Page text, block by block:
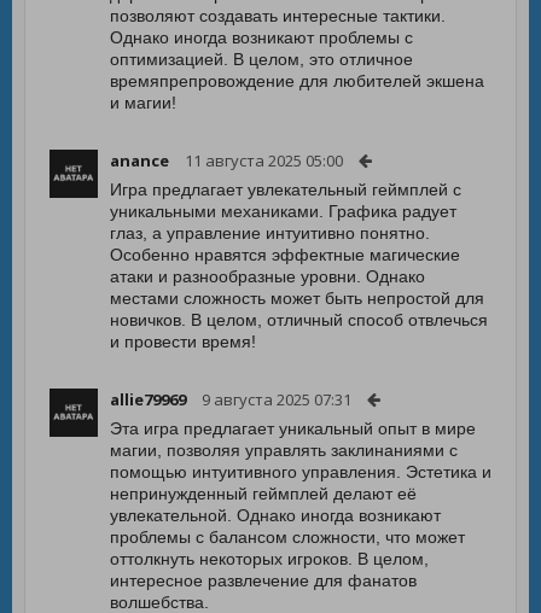
позволяют создавать интересные тактики.
Однако иногда возникают проблемы с
оптимизацией. В целом, это отличное
времяпрепровождение для любителей экшена
и магии!
anance 11 августа 2025 05:00
Игра предлагает увлекательный геймплей с
уникальными механиками. Графика радует
глаз, а управление интуитивно понятно.
Особенно нравятся эффектные магические
атаки и разнообразные уровни. Однако
местами сложность может быть непростой для
новичков. В целом, отличный способ отвлечься
и провести время!
allie79969 9 августа 2025 07:31
Эта игра предлагает уникальный опыт в мире
магии, позволяя управлять заклинаниями с
помощью интуитивного управления. Эстетика и
непринужденный геймплей делают её
увлекательной. Однако иногда возникают
проблемы с балансом сложности, что может
оттолкнуть некоторых игроков. В целом,
интересное развлечение для фанатов
волшебства.